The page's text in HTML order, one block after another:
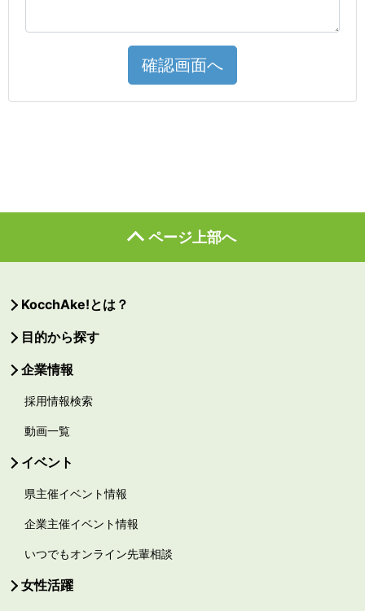
確認画面へ
ページ上部へ
KocchAke!とは？
目的から探す
企業情報
採用情報検索
動画一覧
イベント
県主催イベント情報
企業主催イベント情報
いつでもオンライン先輩相談
女性活躍